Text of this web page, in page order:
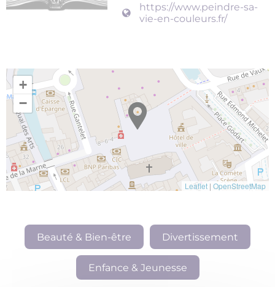
+
−
Leaflet | OpenStreetMap
https://www.peindre-sa-
vie-en-couleurs.fr/
Beauté & Bien-être Divertissement
Enfance & Jeunesse